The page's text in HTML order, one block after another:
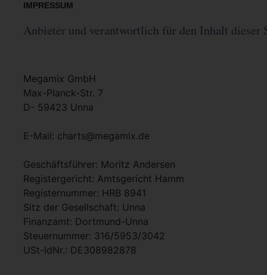
IMPRESSUM
Anbieter und verantwortlich für den Inhalt dieser
Megamix GmbH
Max-Planck-Str. 7
D- 59423 Unna
E-Mail: charts@megamix.de
Geschäftsführer: Moritz Andersen
Registergericht: Amtsgericht Hamm
Registernummer: HRB 8941
Sitz der Gesellschaft: Unna
Finanzamt: Dortmund-Unna
Steuernummer: 316/5953/3042
USt-IdNr.: DE308982878